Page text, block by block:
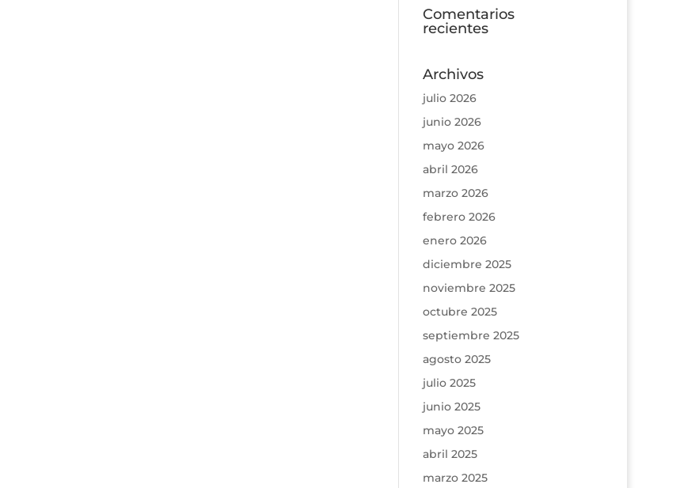
Comentarios
recientes
Archivos
julio 2026
junio 2026
mayo 2026
abril 2026
marzo 2026
febrero 2026
enero 2026
diciembre 2025
noviembre 2025
octubre 2025
septiembre 2025
agosto 2025
julio 2025
junio 2025
mayo 2025
abril 2025
marzo 2025